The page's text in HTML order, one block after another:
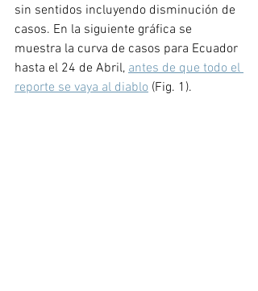
sin sentidos incluyendo disminución de
casos. En la siguiente gráfica se
muestra la curva de casos para Ecuador
hasta el 24 de Abril, antes de que todo el
reporte se vaya al diablo (Fig. 1).